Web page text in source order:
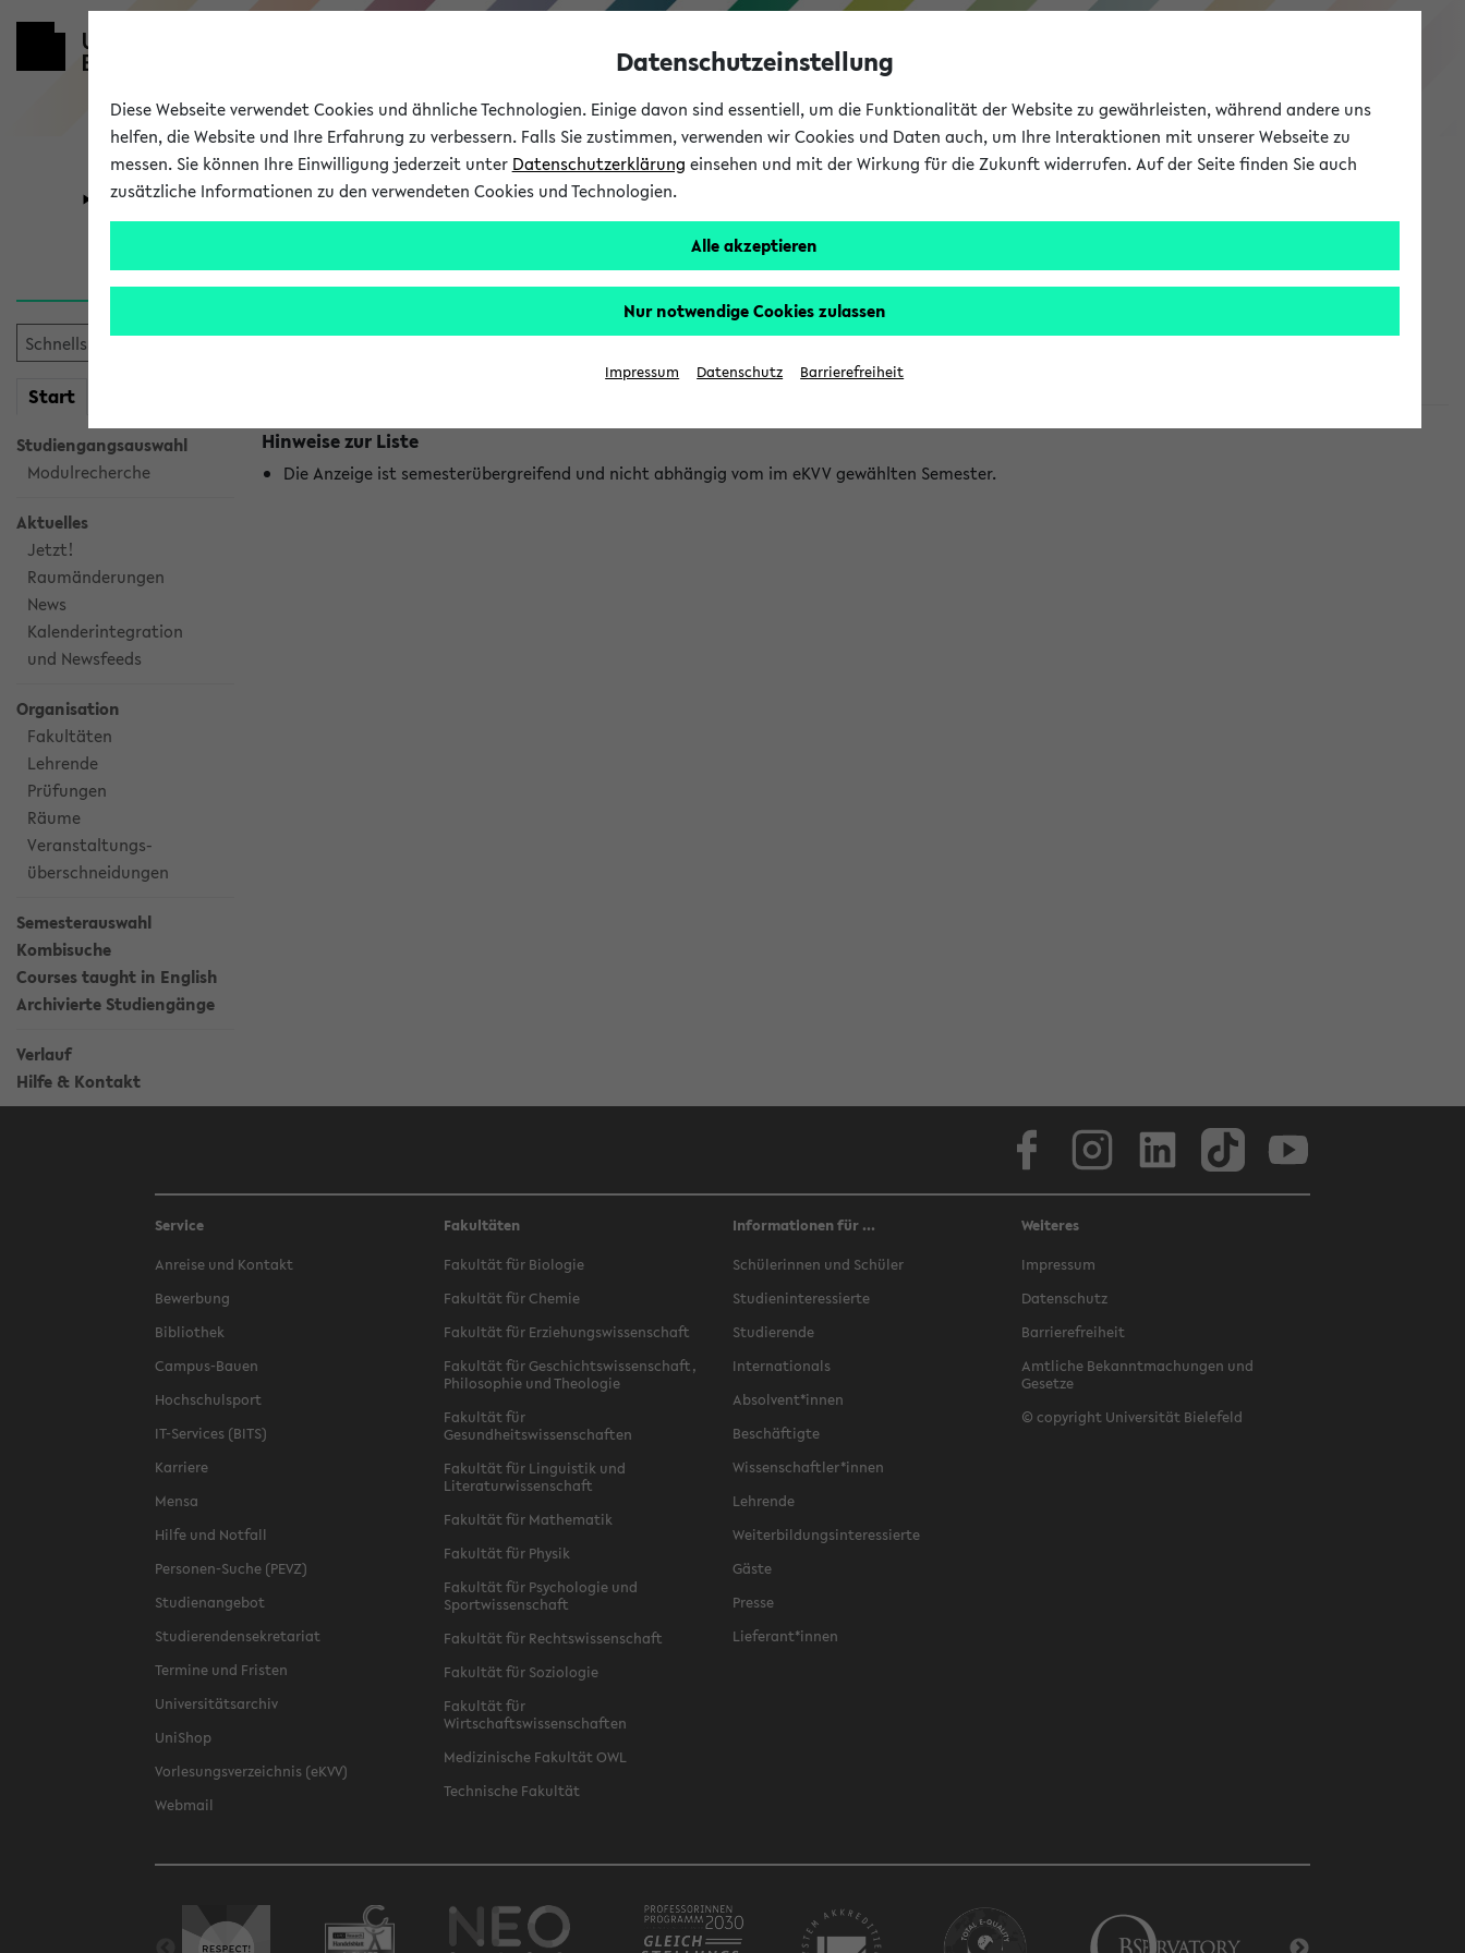
eKVV
Universität Forschung Studium
Start
Studiengangsauswahl
Modulrecherche
Aktuelles
Jetzt!
Raumänderungen
News
Kalenderintegration
und Newsfeeds
Organisation
Fakultäten
Lehrende
Prüfungen
Räume
Veranstaltungs-
überschneidungen
Semesterauswahl
Kombisuche
Courses taught in English
Archivierte Studiengänge
Verlauf
Hilfe & Kontakt
Jetzt und in Kürze stattfindende Veranstaltungen
Hinweise zur Liste
Die Anzeige ist semesterübergreifend und nicht abhängig vom im eKVV gewählten Semester.
Service
Anreise und Kontakt
Bewerbung
Bibliothek
Campus-Bauen
Hochschulsport
IT-Services (BITS)
Karriere
Mensa
Hilfe und Notfall
Personen-Suche (PEVZ)
Studienangebot
Studierendensekretariat
Termine und Fristen
Universitätsarchiv
UniShop
Vorlesungsverzeichnis (eKVV)
Webmail
Fakultäten
Fakultät für Biologie
Fakultät für Chemie
Fakultät für Erziehungswissenschaft
Fakultät für Geschichtswissenschaft,
Philosophie und Theologie
Fakultät für
Gesundheitswissenschaften
Fakultät für Linguistik und
Literaturwissenschaft
Fakultät für Mathematik
Fakultät für Physik
Fakultät für Psychologie und
Sportwissenschaft
Fakultät für Rechtswissenschaft
Fakultät für Soziologie
Fakultät für
Wirtschaftswissenschaften
Medizinische Fakultät OWL
Technische Fakultät
Informationen für ...
Schülerinnen und Schüler
Studieninteressierte
Studierende
Internationals
Absolvent*innen
Beschäftigte
Wissenschaftler*innen
Lehrende
Weiterbildungsinteressierte
Gäste
Presse
Lieferant*innen
Weiteres
Impressum
Datenschutz
Barrierefreiheit
Amtliche Bekanntmachungen und
Gesetze
© copyright Universität Bielefeld
Datenschutzeinstellung
Diese Webseite verwendet Cookies und ähnliche Technologien. Einige davon sind essentiell, um die Funktionalität der Website zu gewährleisten, während andere uns
helfen, die Website und Ihre Erfahrung zu verbessern. Falls Sie zustimmen, verwenden wir Cookies und Daten auch, um Ihre Interaktionen mit unserer Webseite zu
messen. Sie können Ihre Einwilligung jederzeit unter Datenschutzerklärung einsehen und mit der Wirkung für die Zukunft widerrufen. Auf der Seite finden Sie auch
zusätzliche Informationen zu den verwendeten Cookies und Technologien.
Alle akzeptieren
Nur notwendige Cookies zulassen
Impressum Datenschutz Barrierefreiheit